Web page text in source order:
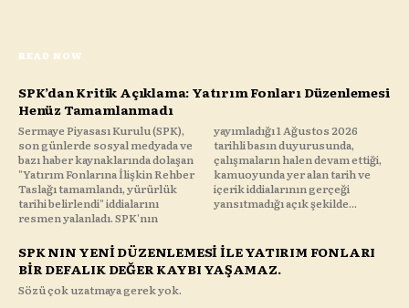
READ NOW
SPK’dan Kritik Açıklama: Yatırım Fonları Düzenlemesi
Henüz Tamamlanmadı
Sermaye Piyasası Kurulu (SPK),
son günlerde sosyal medyada ve
bazı haber kaynaklarında dolaşan
"Yatırım Fonlarına İlişkin Rehber
Taslağı tamamlandı, yürürlük
tarihi belirlendi" iddialarını
resmen yalanladı. SPK'nın
yayımladığı 1 Ağustos 2026
tarihli basın duyurusunda,
çalışmaların halen devam ettiği,
kamuoyunda yer alan tarih ve
içerik iddialarının gerçeği
yansıtmadığı açık şekilde...
SPK NIN YENİ DÜZENLEMESİ İLE YATIRIM FONLARI
BİR DEFALIK DEĞER KAYBI YAŞAMAZ.
Sözü çok uzatmaya gerek yok.